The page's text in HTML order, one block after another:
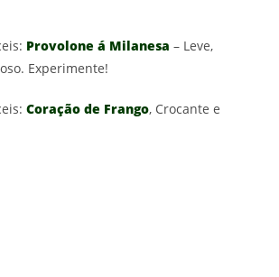
Provolone á Milanesa – Leve,
Experimente!
Coração de Frango, Crocante e